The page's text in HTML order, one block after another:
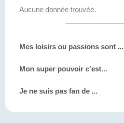
Aucune donnée trouvée.
Mes loisirs ou passions sont ...
Mon super pouvoir c'est...
Je ne suis pas fan de ...